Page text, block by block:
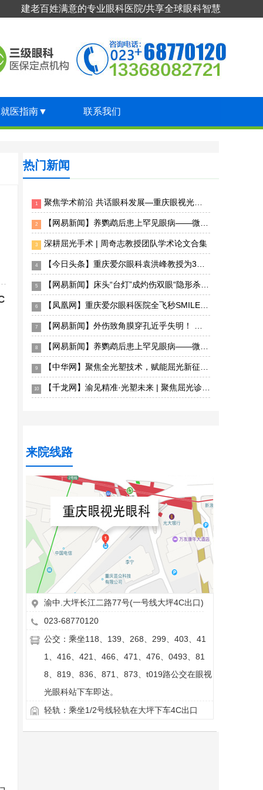
建老百姓满意的专业眼科医院/共享全球眼科智慧
就医指南▼ 联系我们
热门新闻
1 聚焦学术前沿 共话眼科发展—重庆眼视光眼科医院专家团受邀出席2026年第十届临床眼科大会
2 【网易新闻】养鹦鹉后患上罕见眼病——微孢子虫急性浅层角结膜炎 重庆眼视光眼科医院精准揪出“元凶”
3 深耕屈光手术 | 周奇志教授团队学术论文合集
4 【今日头条】重庆爱尔眼科袁洪峰教授为3岁患儿实施西藏首例儿童眼眶恶性肿瘤手术成功“保命”
5 【网易新闻】床头“台灯”成灼伤双眼“隐形杀手”——重庆眼视光眼科医院深夜接诊电光性眼炎患者
6 【凤凰网】重庆爱尔眼科医院全飞秒SMILE pro散光矫正增强版上线，智能化散光矫正更精准
7 【网易新闻】外伤致角膜穿孔近乎失明！ 重庆眼视光眼科医院紧急角膜移植成功保眼球获光明
8 【网易新闻】养鹦鹉后患上罕见眼病——微孢子虫急性浅层角结膜炎 重庆眼视光眼科医院精准揪出“元凶”
9 【中华网】聚焦全光塑技术，赋能屈光新征程——全光塑屈光手术初阶培训班重庆站圆满落幕
10 【千龙网】渝见精准·光塑未来 | 聚焦屈光诊疗新发展，2026重庆屈光手术学术研讨会圆满落幕
来院线路
渝中.大坪长江二路77号(一号线大坪4C出口)
023-68770120
公交：乘坐118、139、268、299、403、41
1、416、421、466、471、476、0493、81
8、819、836、871、873、t019路公交在眼视
光眼科站下车即达。
轻轨：乘坐1/2号线轻轨在大坪下车4C出口